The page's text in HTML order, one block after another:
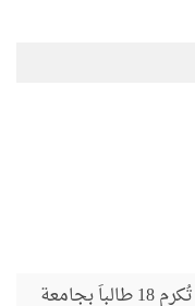
جمعية الصداقة المصرية الأذربيجانية تُكرم 18 طالباً بجامعة